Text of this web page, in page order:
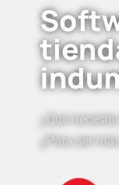
¿Qué
¿Para ser